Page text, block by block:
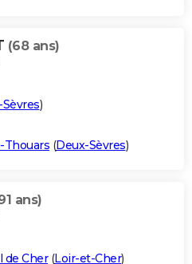
(68 ans)
)
Thouars (Deux-Sèvres)
ans)
de Cher(Loir-et-Cher)